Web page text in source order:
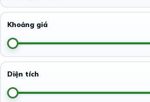
Khoảng giá
Diện tích